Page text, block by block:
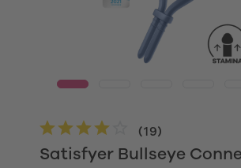
Satisfyer Bullseye
(19)